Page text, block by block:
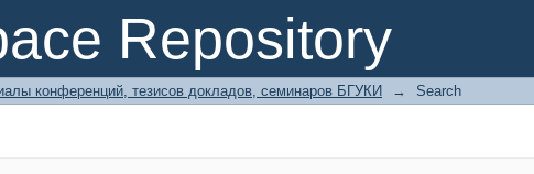
Repository
конференций, тезисов докладов, семинаров БГУКИ → Search